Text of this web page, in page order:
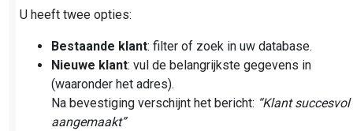
U heeft twee opties:
Bestaande klant: filter of zoek in uw database.
Nieuwe klant: vul de belangrijkste gegevens in
(waaronder het adres).
Na bevestiging verschijnt het bericht: “Klant succesvol
aangemaakt”